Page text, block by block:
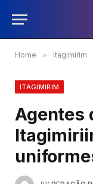
Home » Itagimirim
ITAGIMIRIM
Agentes